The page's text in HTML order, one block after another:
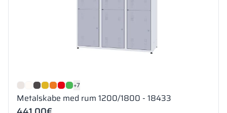
+7
Metalskabe med rum 1200/1800 - 18433